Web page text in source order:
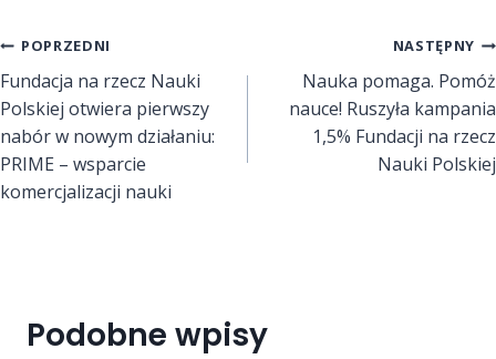
Nawigacja
wpisu
POPRZEDNI
Fundacja na rzecz Nauki
Polskiej otwiera pierwszy
nabór w nowym działaniu:
PRIME – wsparcie
komercjalizacji nauki
NASTĘPNY
Nauka pomaga. Pomóż
nauce! Ruszyła kampania
1,5% Fundacji na rzecz
Nauki Polskiej
Podobne wpisy